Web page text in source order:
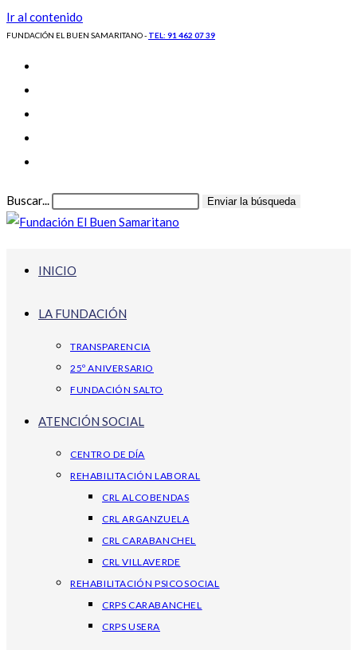
Ir al contenido
FUNDACIÓN EL BUEN SAMARITANO - TEL: 91 462 07 39
Buscar... Enviar la búsqueda
INICIO
LA FUNDACIÓN
TRANSPARENCIA
25º ANIVERSARIO
FUNDACIÓN SALTO
ATENCIÓN SOCIAL
CENTRO DE DÍA
REHABILITACIÓN LABORAL
CRL ALCOBENDAS
CRL ARGANZUELA
CRL CARABANCHEL
CRL VILLAVERDE
REHABILITACIÓN PSICOSOCIAL
CRPS CARABANCHEL
CRPS USERA